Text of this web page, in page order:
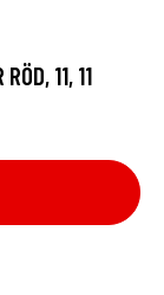
11, 11